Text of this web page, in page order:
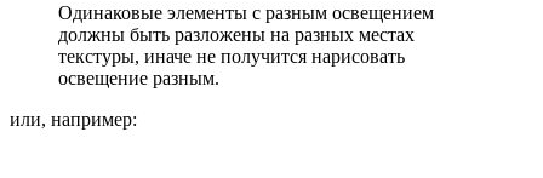
Одинаковые элементы с разным освещением
должны быть разложены на разных местах
текстуры, иначе не получится нарисовать
освещение разным.
или, например: